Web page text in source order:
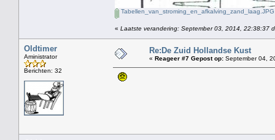
Tabellen_van_stroming_en_afkalving_zand_laag.JPG
« Laatste verandering: September 03, 2014, 22:38:37
Oldtimer
Aministrator
Berichten: 32
Re:De Zuid Hollandse Kust
« Reageer #7 Gepost op: September 04,